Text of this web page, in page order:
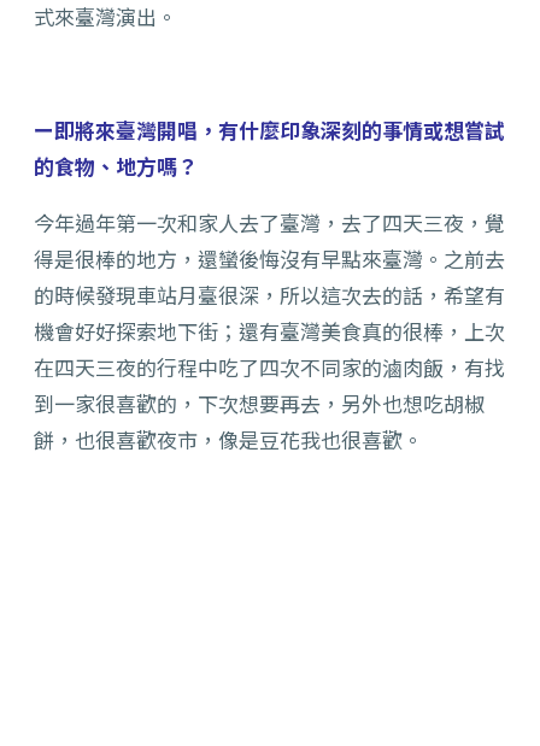
式來臺灣演出。
ー即將來臺灣開唱，有什麼印象深刻的事情或想嘗試
的食物、地方嗎？
今年過年第一次和家人去了臺灣，去了四天三夜，覺
得是很棒的地方，還蠻後悔沒有早點來臺灣。之前去
的時候發現車站月臺很深，所以這次去的話，希望有
機會好好探索地下街；還有臺灣美食真的很棒，上次
在四天三夜的行程中吃了四次不同家的滷肉飯，有找
到一家很喜歡的，下次想要再去，另外也想吃胡椒
餅，也很喜歡夜市，像是豆花我也很喜歡。